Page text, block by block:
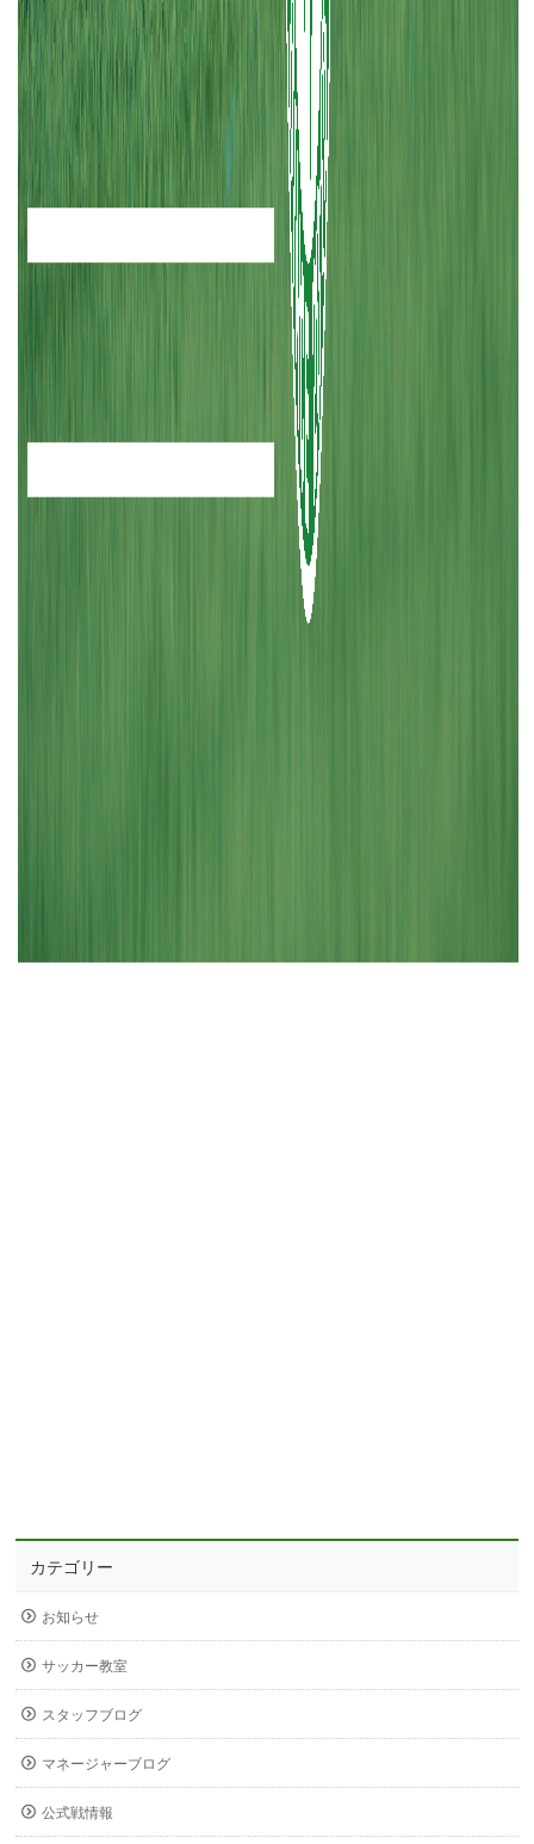
カテゴリー
お知らせ
サッカー教室
スタッフブログ
マネージャーブログ
公式戦情報